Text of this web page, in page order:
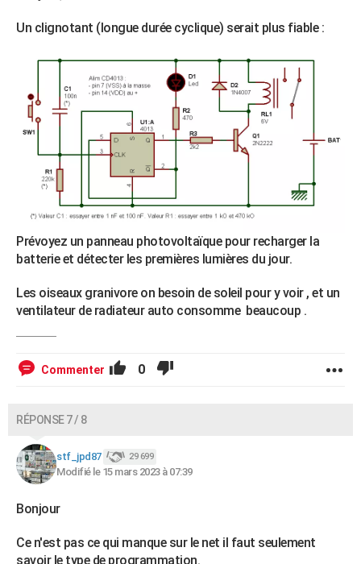
Un clignotant (longue durée cyclique) serait plus fiable :
Prévoyez un panneau photovoltaïque pour recharger la
batterie et détecter les premières lumières du jour.
Les oiseaux granivore on besoin de soleil pour y voir , et un
ventilateur de radiateur auto consomme beaucoup .
Commenter 0
RÉPONSE 7 / 8
stf_jpd87 29 699
Modifié le 15 mars 2023 à 07:39
Bonjour
Ce n'est pas ce qui manque sur le net il faut seulement
savoir le type de programmation.